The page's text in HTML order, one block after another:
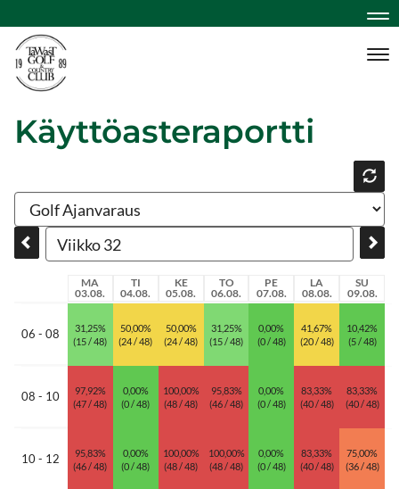
Käyttöasteraportti
MA
03.08.
TI
04.08.
KE
05.08.
TO
06.08.
PE
07.08.
LA
08.08.
SU
09.08.
06 - 08
08 - 10
10 - 12
31,25%
(15 / 48)
97,92%
(47 / 48)
95,83%
(46 / 48)
50,00%
(24 / 48)
0,00%
(0 / 48)
0,00%
(0 / 48)
50,00%
(24 / 48)
100,00%
(48 / 48)
100,00%
(48 / 48)
31,25%
(15 / 48)
95,83%
(46 / 48)
100,00%
(48 / 48)
0,00%
(0 / 48)
0,00%
(0 / 48)
0,00%
(0 / 48)
41,67%
(20 / 48)
83,33%
(40 / 48)
83,33%
(40 / 48)
10,42%
(5 / 48)
83,33%
(40 / 48)
75,00%
(36 / 48)